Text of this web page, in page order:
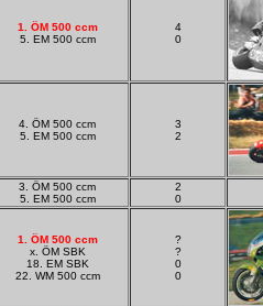
1. ÖM 500 ccm
5. EM 500 ccm
4
0
4. ÖM 500 ccm
5. EM 500 ccm
3
2
3. ÖM 500 ccm
5. EM 500 ccm
2
0
1. ÖM 500 ccm
x. ÖM SBK
18. EM SBK
22. WM 500 ccm
?
?
0
0